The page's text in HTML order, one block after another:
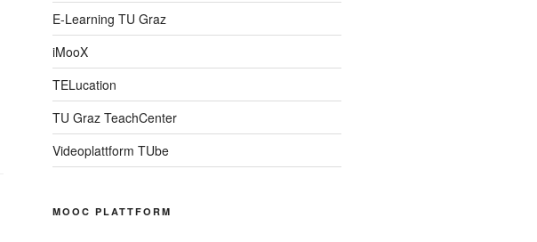
E-Learning TU Graz
iMooX
TELucation
TU Graz TeachCenter
Videoplattform TUbe
MOOC PLATTFORM